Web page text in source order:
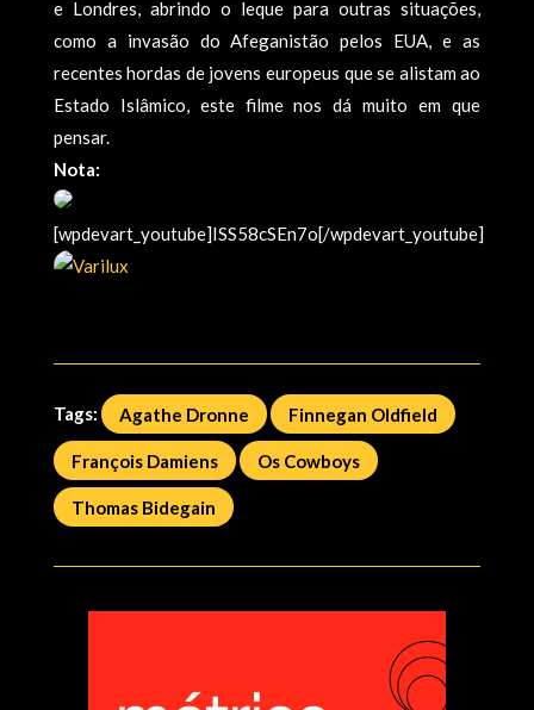
e Londres, abrindo o leque para outras situações,
como a invasão do Afeganistão pelos EUA, e as
recentes hordas de jovens europeus que se alistam ao
Estado Islâmico, este filme nos dá muito em que
pensar.
Nota:
[wpdevart_youtube]ISS58cSEn7o[/wpdevart_youtube]
Tags: Agathe Dronne Finnegan Oldfield
François Damiens Os Cowboys
Thomas Bidegain